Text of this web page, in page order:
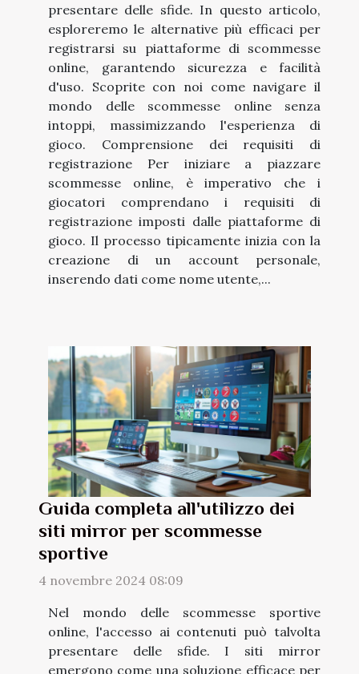
presentare delle sfide. In questo articolo,
esploreremo le alternative più efficaci per
registrarsi su piattaforme di scommesse
online, garantendo sicurezza e facilità
d'uso. Scoprite con noi come navigare il
mondo delle scommesse online senza
intoppi, massimizzando l'esperienza di
gioco. Comprensione dei requisiti di
registrazione Per iniziare a piazzare
scommesse online, è imperativo che i
giocatori comprendano i requisiti di
registrazione imposti dalle piattaforme di
gioco. Il processo tipicamente inizia con la
creazione di un account personale,
inserendo dati come nome utente,...
Guida completa all'utilizzo dei
siti mirror per scommesse
sportive
4 novembre 2024 08:09
Nel mondo delle scommesse sportive
online, l'accesso ai contenuti può talvolta
presentare delle sfide. I siti mirror
emergono come una soluzione efficace per